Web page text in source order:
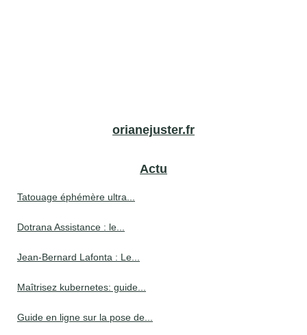
orianejuster.fr
Actu
Tatouage éphémère ultra...
Dotrana Assistance : le...
Jean-Bernard Lafonta : Le...
Maîtrisez kubernetes: guide...
Guide en ligne sur la pose de...